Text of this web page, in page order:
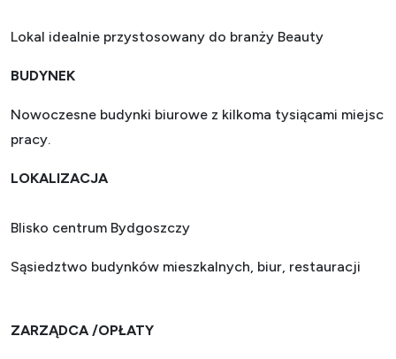
Lokal idealnie przystosowany do branży Beauty
BUDYNEK
Nowoczesne budynki biurowe z kilkoma tysiącami miejsc
pracy.
LOKALIZACJA
Blisko centrum Bydgoszczy
Sąsiedztwo budynków mieszkalnych, biur, restauracji
ZARZĄDCA /OPŁATY